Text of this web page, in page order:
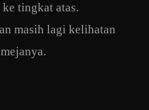
tingkat atas.
masih lagi kelihatan